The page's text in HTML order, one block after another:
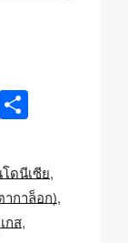
S
ar
e
ดนีเซีย
กาล็อก)
กส